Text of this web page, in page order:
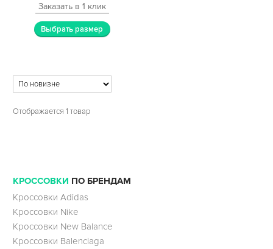
Заказать в 1 клик
Выбрать размер
Отображается 1 товар
КРОССОВКИ ПО БРЕНДАМ
Кроссовки Adidas
Кроссовки Nike
Кроссовки New Balance
Кроссовки Balenciaga